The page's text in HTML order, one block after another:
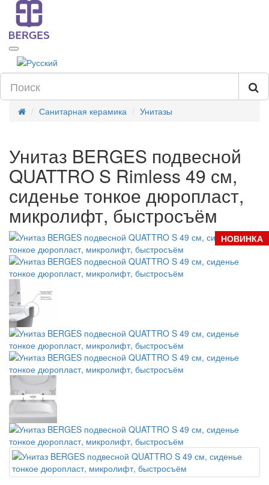
Санитарная керамика Унитазы
Унитаз BERGES подвесной
QUATTRO S Rimless 49 см,
сиденье тонкое дюропласт,
микролифт, быстросъём
НОВИНКА